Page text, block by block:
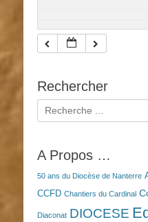
Rechercher
Rechercher :
A Propos …
50 ans du Diocèse de Nanterre
CCFD Chantiers du Cardinal
Diaconat DIOCESE